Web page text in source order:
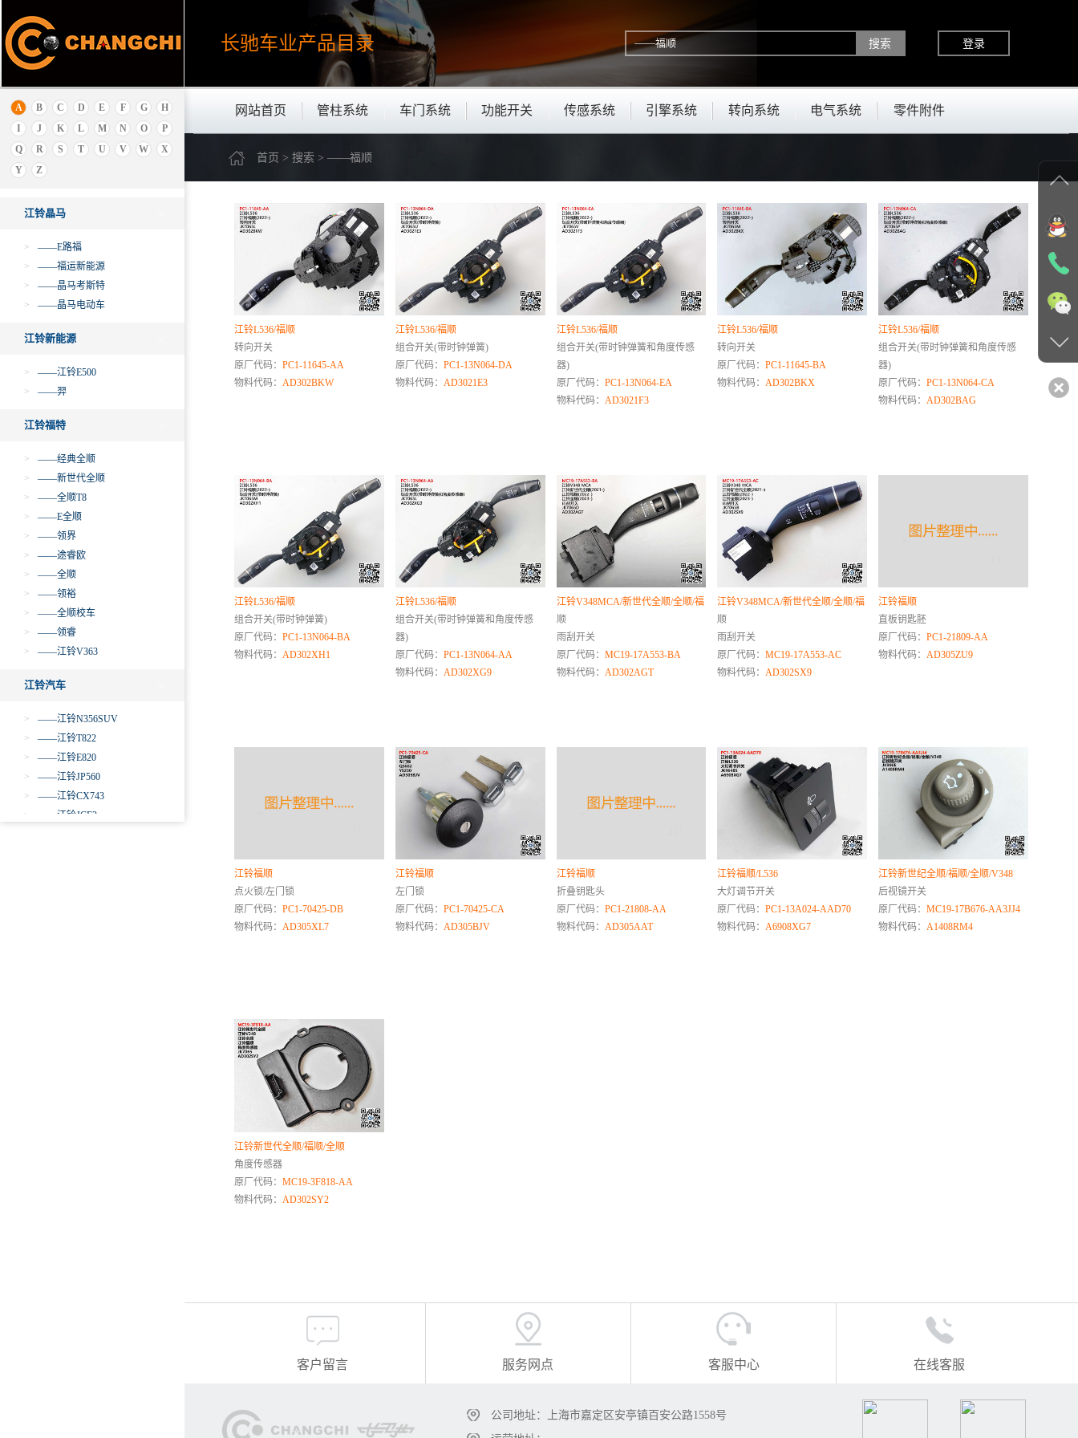
长驰车业产品目录 登录
网站首页 管柱系统 车门系统 功能开关 传感系统 引擎系统 转向系统 电气系统 零件附件
A B C D E F G
H
I
J K L M N O
P
Q
R S T U V W
X
Y
Z
J
吉利
极狐ARCFOX
金杯
金龙
金旅
解放
江西五十铃
江铃晶马
>
——E路福
>
——福运新能源
>
——晶马考斯特
>
——晶马电动车
江铃新能源
>
——江铃E500
>
——羿
江铃福特
>
——经典全顺
>
——新世代全顺
>
——全顺T8
>
——E全顺
>
——领界
>
——途睿欧
>
——全顺
>
——领裕
>
——全顺校车
>
——领睿
>
——江铃V363
江铃汽车
>
——江铃N356SUV
>
——江铃T822
>
——江铃E820
>
——江铃JP560
>
——江铃CX743
>
——江铃JCE3
首页 > 搜索 > ——福顺
江铃L536/福顺
转向开关
原厂代码： PC1-11645-AA
物料代码： AD302BKW
江铃L536/福顺
组合开关(带时钟弹簧)
原厂代码： PC1-13N064-DA
物料代码： AD3021E3
江铃L536/福顺
组合开关(带时钟弹簧和角度传感
器)
原厂代码： PC1-13N064-EA
物料代码： AD3021F3
江铃L536/福顺
转向开关
原厂代码：PC1-11645-BA
物料代码：AD302BKX
江铃L536/福顺
组合开关(带时钟弹簧和角度传感
器)
原厂代码：PC1-13N064-CA
物料代码：AD302BAG
江铃L536/福顺
组合开关(带时钟弹簧)
原厂代码： PC1-13N064-BA
物料代码： AD302XH1
江铃L536/福顺
组合开关(带时钟弹簧和角度传感
器)
原厂代码： PC1-13N064-AA
物料代码： AD302XG9
江铃V348MCA/新世代全顺/全顺/福
顺
雨刮开关
原厂代码： MC19-17A553-BA
物料代码： AD302AGT
江铃V348MCA/新世代全顺/全顺/福
顺
雨刮开关
原厂代码：MC19-17A553-AC
物料代码：AD302SX9
江铃福顺
直板钥匙胚
原厂代码：PC1-21809-AA
物料代码：AD305ZU9
江铃福顺
点火锁/左门锁
原厂代码： PC1-70425-DB
物料代码： AD305XL7
江铃福顺
左门锁
原厂代码： PC1-70425-CA
物料代码： AD305BJV
江铃福顺
折叠钥匙头
原厂代码： PC1-21808-AA
物料代码： AD305AAT
江铃福顺/L536
大灯调节开关
原厂代码：PC1-13A024-AAD70
物料代码：A6908XG7
江铃新世纪全顺/福顺/全顺/V348
后视镜开关
原厂代码：MC19-17B676-AA3JJ4
物料代码：A1408RM4
江铃新世代全顺/福顺/全顺
角度传感器
原厂代码： MC19-3F818-AA
物料代码： AD302SY2
客户留言 服务网点 客服中心 在线客服
公司地址：上海市嘉定区安亭镇百安公路1558号